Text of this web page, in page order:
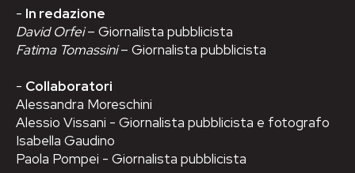
- In redazione
David Orfei– Giornalista pubblicista
Fatima Tomassini– Giornalista pubblicista
- Collaboratori
Alessandra Moreschini
Alessio Vissani - Giornalista pubblicista e fotografo
Isabella Gaudino
Paola Pompei - Giornalista pubblicista